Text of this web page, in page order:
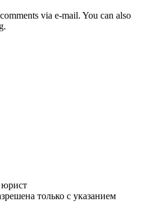
via e-mail. You can also
только с указанием